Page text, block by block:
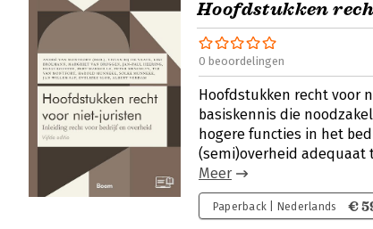
Hoofdstukken
0 beoordelingen
Hoofdstukken recht voor
basiskennis die
hogere functies in het
(semi)overheid adequaat
Meer
Paperback | Nederlands €